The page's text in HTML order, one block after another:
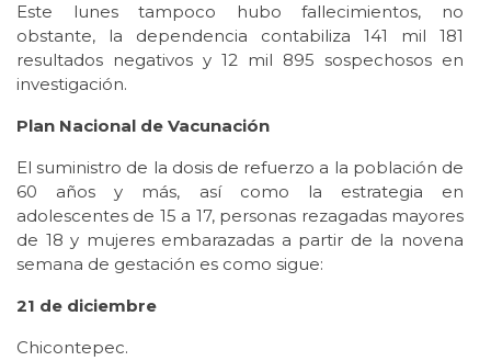
Este lunes tampoco hubo fallecimientos, no
obstante, la dependencia contabiliza 141 mil 181
resultados negativos y 12 mil 895 sospechosos en
investigación.
Plan Nacional de Vacunación
El suministro de la dosis de refuerzo a la población de
60 años y más, así como la estrategia en
adolescentes de 15 a 17, personas rezagadas mayores
de 18 y mujeres embarazadas a partir de la novena
semana de gestación es como sigue:
21 de diciembre
Chicontepec.